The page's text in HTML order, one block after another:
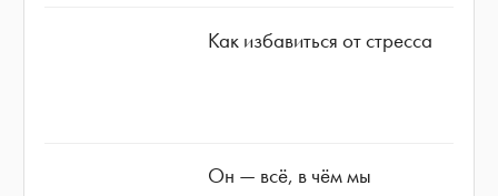
Как избавиться от стресса
Он — всё, в чём мы